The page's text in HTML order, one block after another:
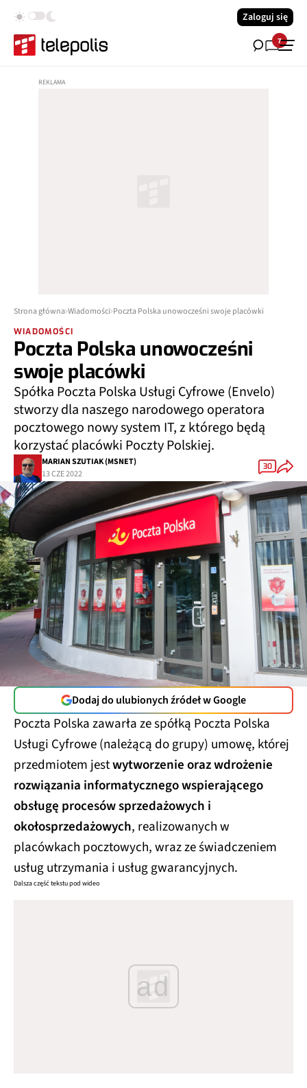
Zaloguj się
7
Strona główna Wiadomości Poczta Polska unowocześni swoje placówki
WIADOMOŚCI
Poczta Polska unowocześni
swoje placówki
Spółka Poczta Polska Usługi Cyfrowe (Envelo)
stworzy dla naszego narodowego operatora
pocztowego nowy system IT, z którego będą
korzystać placówki Poczty Polskiej.
MARIAN SZUTIAK (MSNET)
13 CZE 2022
30
Dodaj do ulubionych źródeł w Google
Poczta Polska zawarła ze spółką Poczta Polska
Usługi Cyfrowe (należącą do grupy) umowę, której
przedmiotem jestwytworzenie oraz wdrożenie
rozwiązania informatycznego wspierającego
obsługę procesów sprzedażowych i
okołosprzedażowych, realizowanych w
placówkach pocztowych, wraz ze świadczeniem
usług utrzymania i usług gwarancyjnych.
Dalsza część tekstu pod wideo
ad